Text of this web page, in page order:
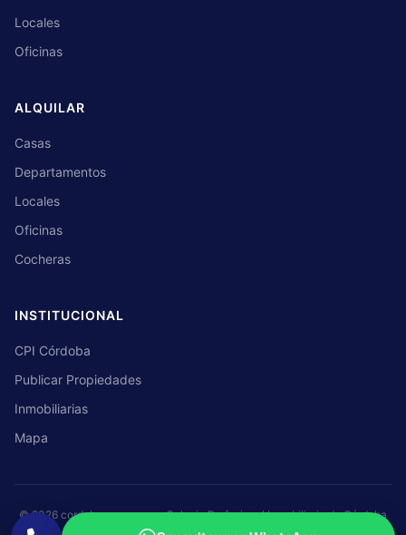
Locales
Oficinas
ALQUILAR
Casas
Departamentos
Locales
Oficinas
Cocheras
INSTITUCIONAL
CPI Córdoba
Publicar Propiedades
Inmobiliarias
Mapa
© 2026 cordobaprop.com — Colegio Profesional Inmobiliario de Córdoba